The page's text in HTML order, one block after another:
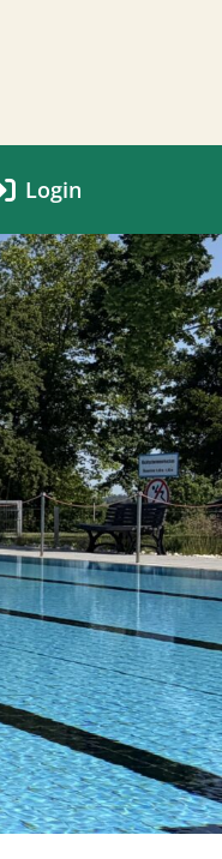
Login